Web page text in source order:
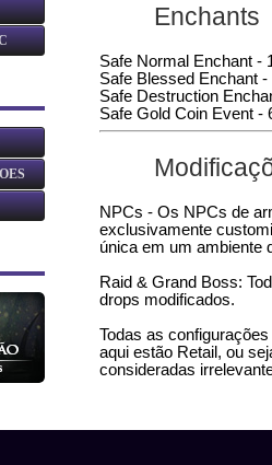
Enchants
Safe Normal Enchant -
Safe Blessed Enchant -
Safe Destruction
Safe Gold Coin Event -
NPCs - Os NPCs de
exclusivamente
única em um ambiente
Raid & Grand Boss:
drops modificados.
Todas as
aqui estão Retail, ou
consideradas